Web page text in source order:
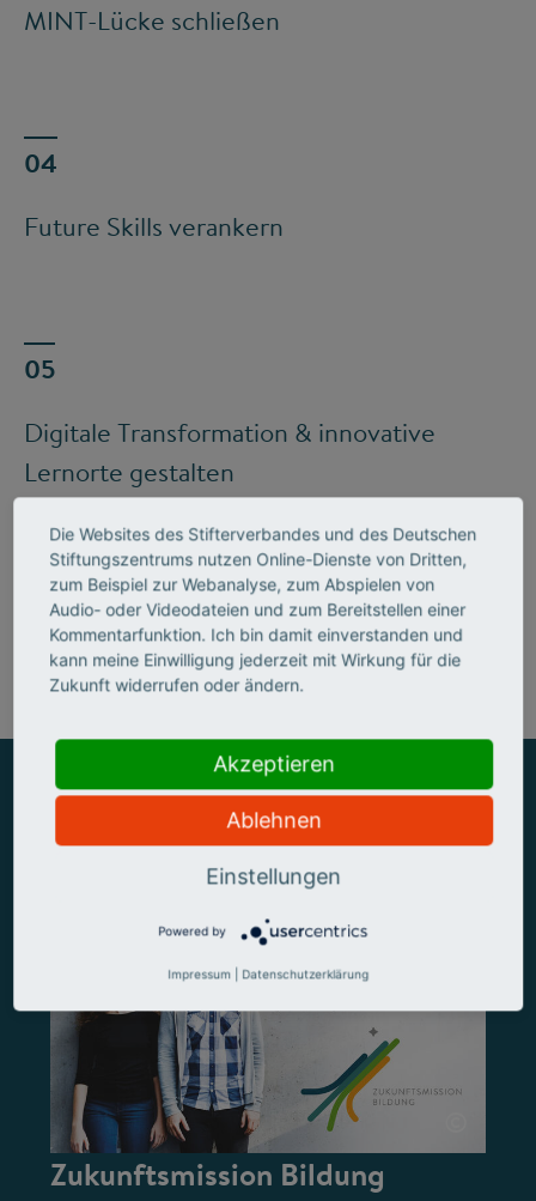
MINT-Lücke schließen
Future Skills verankern
Digitale Transformation & innovative
Lernorte gestalten
Mehr zum Handlungsfeld "Bildung &
Kompetenzen"
ZUSAMMEN MEHR ERREICHEN
Zukunftsmission Bildung
Die Websites des Stifterverbandes und des Deutschen
Stiftungszentrums nutzen Online-Dienste von Dritten,
zum Beispiel zur Webanalyse, zum Abspielen von
Audio- oder Videodateien und zum Bereitstellen einer
Kommentarfunktion. Ich bin damit einverstanden und
kann meine Einwilligung jederzeit mit Wirkung für die
Zukunft widerrufen oder ändern.
Akzeptieren
Ablehnen
Einstellungen
Powered by
Impressum Datenschutzerklärung